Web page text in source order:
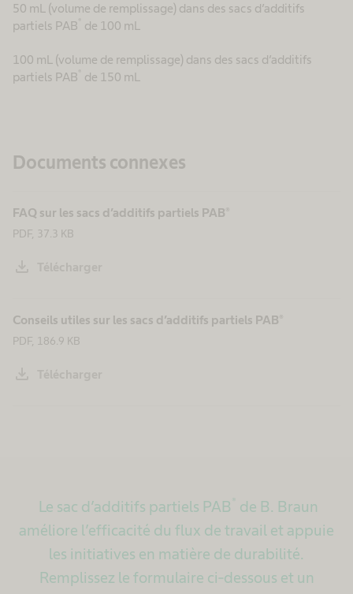
50 mL (volume de remplissage) dans des sacs d’additifs
partiels PAB de 100 mL
100 mL (volume de remplissage) dans des sacs d’additifs
partiels PAB de 150 mL
Documents connexes
FAQ sur les sacs d’additifs partiels PAB®
PDF, 37.3 KB
Conseils utiles sur les sacs d’additifs partiels PAB®
PDF, 186.9 KB
Le sac d’additifs partiels PAB ® de B. Braun
améliore l’efficacité du flux de travail et appuie
les initiatives en matière de durabilité.
Remplissez le formulaire ci-dessous et un